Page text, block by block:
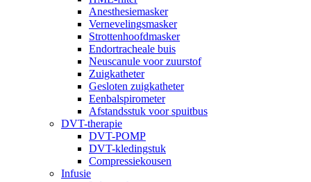
Anesthesiemasker
Vernevelingsmasker
Strottenhoofdmasker
Endortracheale buis
Neuscanule voor zuurstof
Zuigkatheter
Gesloten zuigkatheter
Eenbalspirometer
Afstandsstuk voor spuitbus
DVT-therapie
DVT-POMP
DVT-kledingstuk
Compressiekousen
Infusie